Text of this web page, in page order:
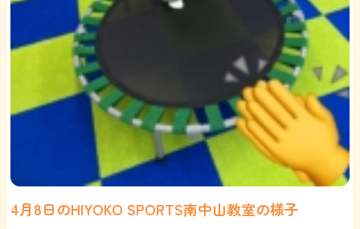
4月8日のHIYOKO SPORTS南中山教室の様子